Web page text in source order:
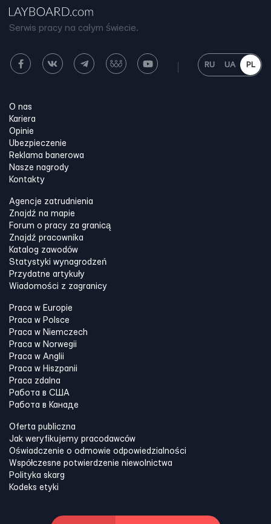
Serwis pracy na całym świecie.
RU UA PL
O nas
Kariera
Opinie
Ubezpieczenie
Reklama banerowa
Nasze nagrody
Kontakty
Agencje zatrudnienia
Znajdź na mapie
Forum o pracy za granicą
Znajdź pracownika
Katalog zawodów
Statystyki wynagrodzeń
Przydatne artykuły
Wiadomości z zagranicy
Praca w Europie
Praca w Polsce
Praca w Niemczech
Praca w Norwegii
Praca w Anglii
Praca w Hiszpanii
Praca zdalna
Работа в США
Работа в Канадe
Oferta publiczna
Jak weryfikujemy pracodawców
Oświadczenie o odmowie odpowiedzialności
Współczesne potwierdzenie niewolnictwa
Polityka skarg
Kodeks etyki